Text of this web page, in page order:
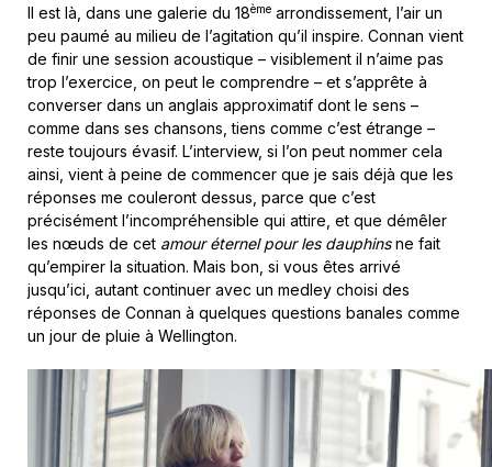
Il est là, dans une galerie du 18ème arrondissement, l’air un
peu paumé au milieu de l’agitation qu’il inspire. Connan vient
de finir une session acoustique – visiblement il n’aime pas
trop l’exercice, on peut le comprendre – et s’apprête à
converser dans un anglais approximatif dont le sens –
comme dans ses chansons, tiens comme c’est étrange –
reste toujours évasif. L’interview, si l’on peut nommer cela
ainsi, vient à peine de commencer que je sais déjà que les
réponses me couleront dessus, parce que c’est
précisément l’incompréhensible qui attire, et que démêler
les nœuds de cet amour éternel pour les dauphinsne fait
qu’empirer la situation. Mais bon, si vous êtes arrivé
jusqu’ici, autant continuer avec un medley choisi des
réponses de Connan à quelques questions banales comme
un jour de pluie à Wellington.